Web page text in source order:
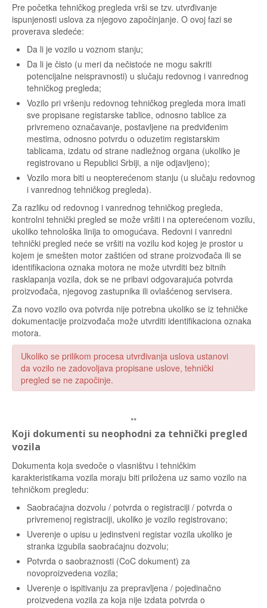
Pre početka tehničkog pregleda vrši se tzv. utvrđivanje
ispunjenosti uslova za njegovo započinjanje. O ovoj fazi se
proverava sledeće:
Da li je vozilo u voznom stanju;
Da li je čisto (u meri da nečistoće ne mogu sakriti
potencijalne neispravnosti) u slučaju redovnog i vanrednog
tehničkog pregleda;
Vozilo pri vršenju redovnog tehničkog pregleda mora imati
sve propisane registarske tablice, odnosno tablice za
privremeno označavanje, postavljene na predviđenim
mestima, odnosno potvrdu o oduzetim registarskim
tablicama, izdatu od strane nadležnog organa (ukoliko je
registrovano u Republici Srbiji, a nije odjavljeno);
Vozilo mora biti u neopterećenom stanju (u slučaju redovnog
i vanrednog tehničkog pregleda).
Za razliku od redovnog i vanrednog tehničkog pregleda,
kontrolni tehnički pregled se može vršiti i na opterećenom vozilu,
ukoliko tehnološka linija to omogućava. Redovni i vanredni
tehnički pregled neće se vršiti na vozilu kod kojeg je prostor u
kojem je smešten motor zaštićen od strane proizvođača ili se
identifikaciona oznaka motora ne može utvrditi bez bitnih
rasklapanja vozila, dok se ne pribavi odgovarajuća potvrda
proizvođača, njegovog zastupnika ili ovlašćenog servisera.
Za novo vozilo ova potvrda nije potrebna ukoliko se iz tehničke
dokumentacije proizvođača može utvrditi identifikaciona oznaka
motora.
Ukoliko se prilikom procesa utvrđivanja uslova ustanovi
da vozilo ne zadovoljava propisane uslove, tehnički
pregled se ne započinje.
**
Koji dokumenti su neophodni za tehnički pregled
vozila
Dokumenta koja svedoče o vlasništvu i tehničkim
karakteristikama vozila moraju biti priložena uz samo vozilo na
tehničkom pregledu:
Saobraćajna dozvolu / potvrda o registraciji / potvrda o
privremenoj registraciji, ukoliko je vozilo registrovano;
Uverenje o upisu u jedinstveni registar vozila ukoliko je
stranka izgubila saobraćajnu dozvolu;
Potvrda o saobraznosti (CoC dokument) za
novoproizvedena vozila;
Uverenje o ispitivanju za prepravljena / pojedinačno
proizvedena vozila za koja nije izdata potvrda o